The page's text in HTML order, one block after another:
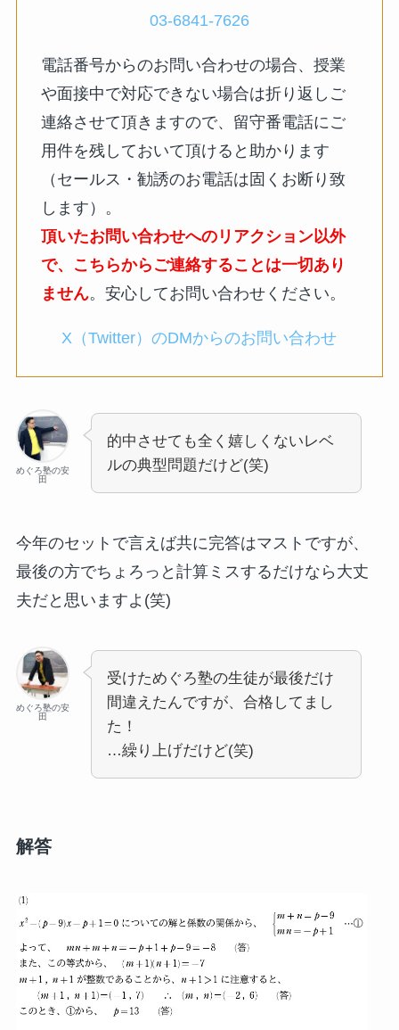
03-6841-7626
電話番号からのお問い合わせの場合、授業
や面接中で対応できない場合は折り返しご
連絡させて頂きますので、留守番電話にご
用件を残しておいて頂けると助かります
（セールス・勧誘のお電話は固くお断り致
します）。
頂いたお問い合わせへのリアクション以外
で、こちらからご連絡することは一切あり
ません。安心してお問い合わせください。
X（Twitter）のDMからのお問い合わせ
めぐろ塾の安
田
的中させても全く嬉しくないレベ
ルの典型問題だけど(笑)
今年のセットで言えば共に完答はマストですが、
最後の方でちょろっと計算ミスするだけなら大丈
夫だと思いますよ(笑)
めぐろ塾の安
田
受けためぐろ塾の生徒が最後だけ
間違えたんですが、合格してまし
た！
…繰り上げだけど(笑)
解答